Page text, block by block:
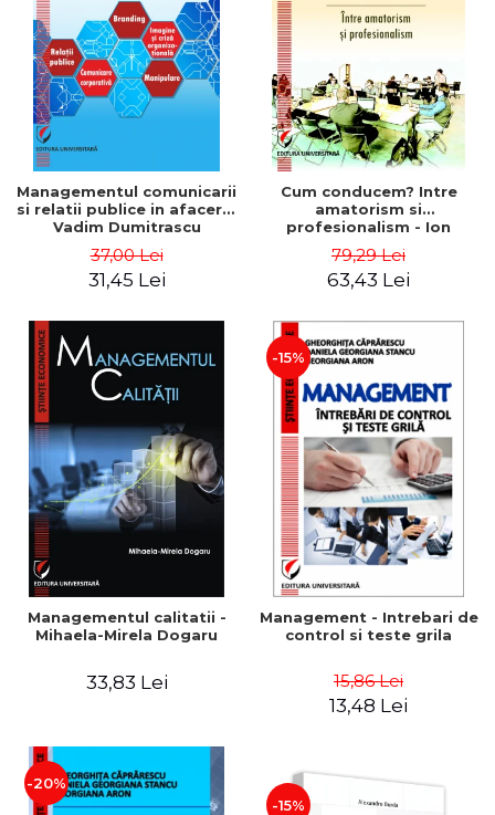
ADMINISTRATIVE
ȘTIINȚE ECONOMICE
ȘTIINȚE EXACTE
EDUCAȚIE FIZICĂ ȘI SPORT
PREUNIVERSITARIA
TIMP LIBER
ÎN CURS DE APARIȚIE
NOUTĂȚI
PACHETE DE STUDIU
PROMOȚIILE LUNII
ULTIMELE EXEMPLARE
Cum Cumpăr
Livrare
Politica de Retur
Formular de Retur
Distribuitori
Managementul comunicarii
si relatii publice in afaceri -
Vadim Dumitrascu
37,00 Lei
31,45 Lei
Cum conducem? Intre
amatorism si
profesionalism - Ion
79,29 Lei
63,43 Lei
Managementul calitatii -
Mihaela-Mirela Dogaru
33,83 Lei
-15%
Management - Intrebari de
control si teste grila
15,86 Lei
13,48 Lei
-20%
-15%